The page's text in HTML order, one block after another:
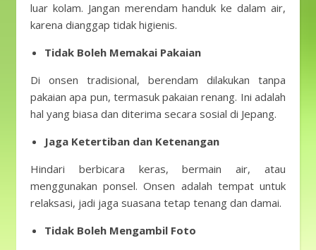
luar kolam. Jangan merendam handuk ke dalam air,
karena dianggap tidak higienis.
Tidak Boleh Memakai Pakaian
Di onsen tradisional, berendam dilakukan tanpa
pakaian apa pun, termasuk pakaian renang. Ini adalah
hal yang biasa dan diterima secara sosial di Jepang.
Jaga Ketertiban dan Ketenangan
Hindari berbicara keras, bermain air, atau
menggunakan ponsel. Onsen adalah tempat untuk
relaksasi, jadi jaga suasana tetap tenang dan damai.
Tidak Boleh Mengambil Foto